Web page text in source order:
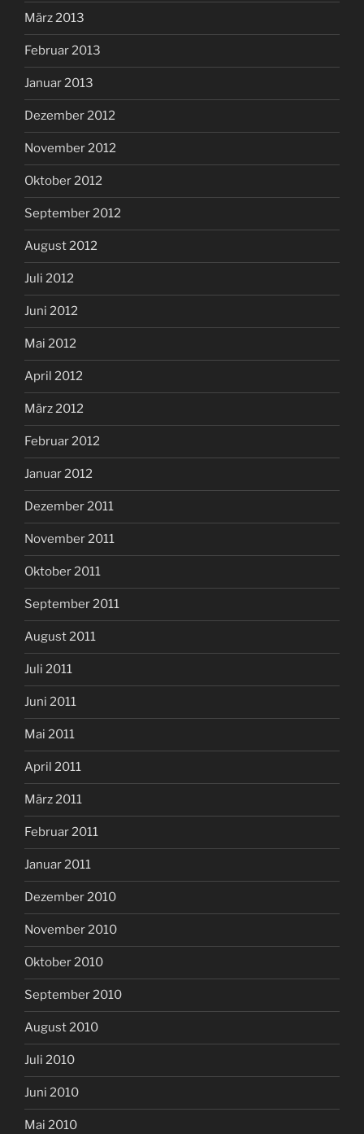
März 2013
Februar 2013
Januar 2013
Dezember 2012
November 2012
Oktober 2012
September 2012
August 2012
Juli 2012
Juni 2012
Mai 2012
April 2012
März 2012
Februar 2012
Januar 2012
Dezember 2011
November 2011
Oktober 2011
September 2011
August 2011
Juli 2011
Juni 2011
Mai 2011
April 2011
März 2011
Februar 2011
Januar 2011
Dezember 2010
November 2010
Oktober 2010
September 2010
August 2010
Juli 2010
Juni 2010
Mai 2010